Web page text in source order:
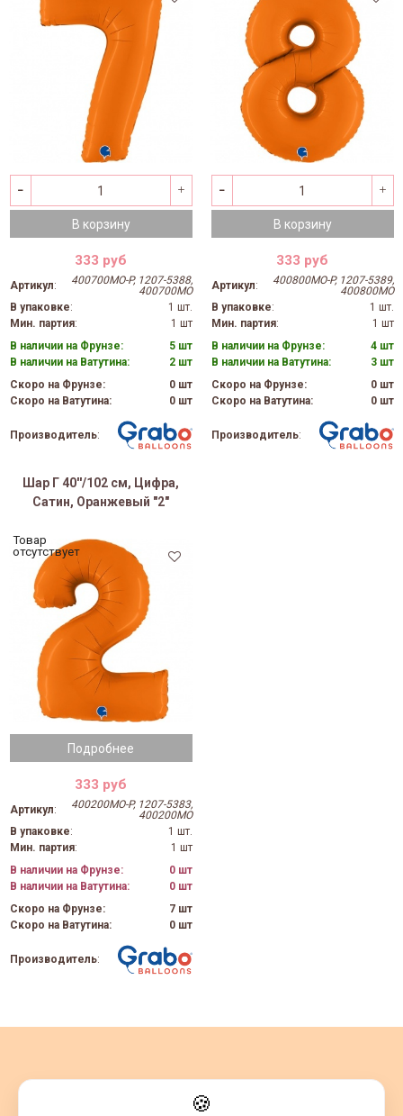
В корзину
333 руб
Артикул:
400700MO-P, 1207-5388,
400700MO
В упаковке:
1 шт.
Мин. партия:
1 шт
В наличии на Фрунзе:
5 шт
В наличии на Ватутина:
2 шт
Скоро на Фрунзе:
0 шт
Скоро на Ватутина:
0 шт
Производитель:
В корзину
333 руб
Артикул:
400800MO-P, 1207-5389,
400800MO
В упаковке:
1 шт.
Мин. партия:
1 шт
В наличии на Фрунзе:
4 шт
В наличии на Ватутина:
3 шт
Скоро на Фрунзе:
0 шт
Скоро на Ватутина:
0 шт
Производитель:
Шар Г 40''/102 см, Цифра,
Сатин, Оранжевый "2"
Подробнее
Товар
отсутствует
333 руб
Артикул:
400200MO-P, 1207-5383,
400200MO
В упаковке:
1 шт.
Мин. партия:
1 шт
В наличии на Фрунзе:
0 шт
В наличии на Ватутина:
0 шт
Скоро на Фрунзе:
7 шт
Скоро на Ватутина:
0 шт
Производитель:
🍪